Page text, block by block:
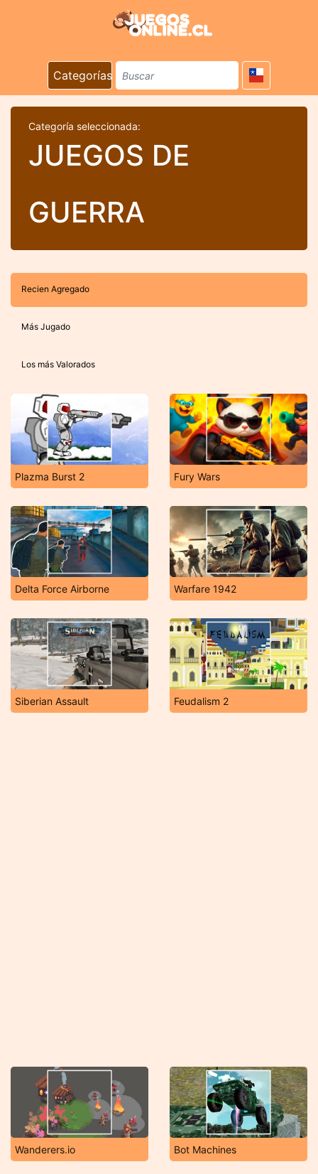
Categorías
Categoría seleccionada:
JUEGOS DE
GUERRA
Recien Agregado
Más Jugado
Los más Valorados
Plazma Burst 2 Fury Wars
Delta Force Airborne Warfare 1942
Siberian Assault Feudalism 2
Wanderers.io Bot Machines